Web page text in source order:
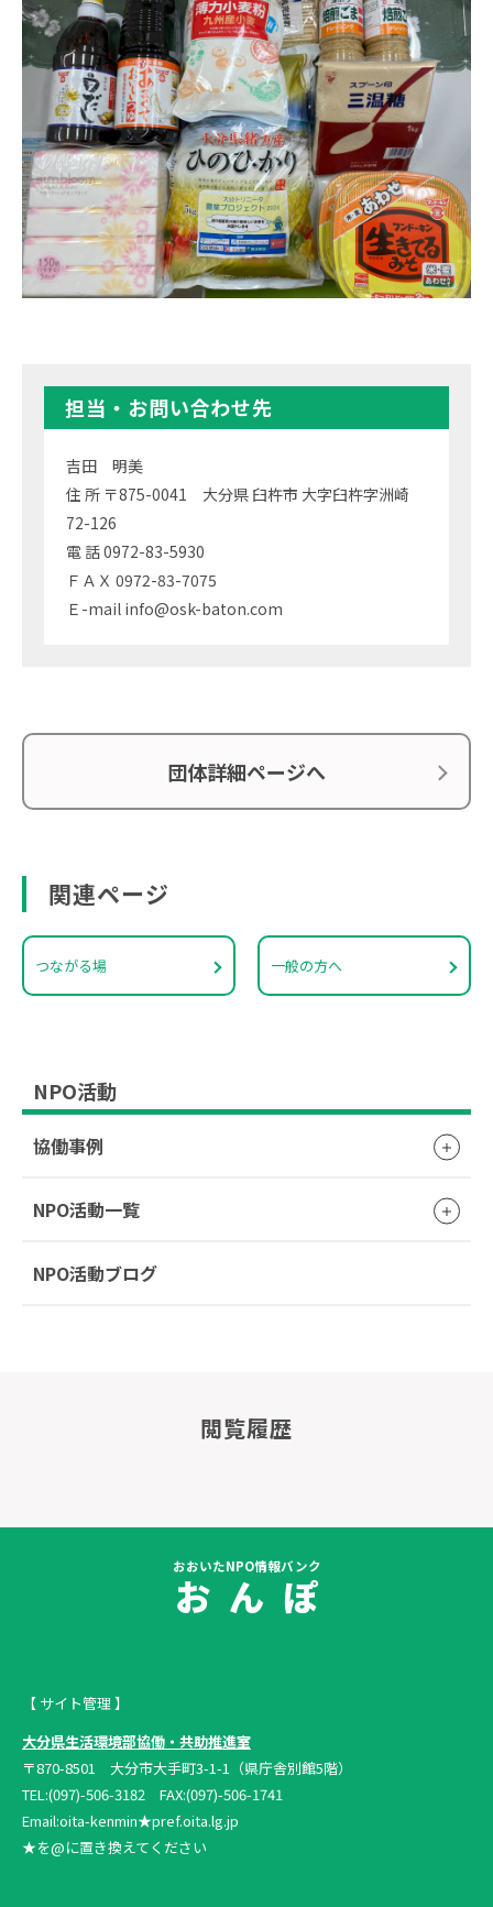
担当・お問い合わせ先
吉田 明美
住 所 〒875-0041 大分県 臼杵市 大字臼杵字洲崎
72-126
電 話 0972-83-5930
ＦＡＸ 0972-83-7075
Ｅ-mail info@osk-baton.com
団体詳細ページへ
関連ページ
つながる場 一般の方へ
NPO活動
協働事例
NPO活動一覧
NPO活動ブログ
閲覧履歴
おおいたNPO情報バンク
お ん ぽ
【 サイト管理 】
大分県生活環境部協働・共助推進室
〒870-8501 大分市大手町3-1-1（県庁舎別館5階）
TEL:(097)-506-3182 FAX:(097)-506-1741
Email:oita-kenmin★pref.oita.lg.jp
★を@に置き換えてください